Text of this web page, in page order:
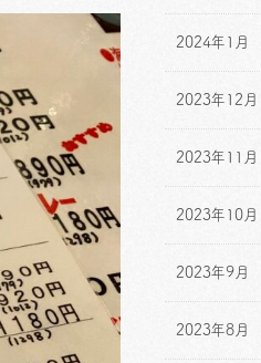
2024年1月
2023年12月
2023年11月
2023年10月
2023年9月
2023年8月